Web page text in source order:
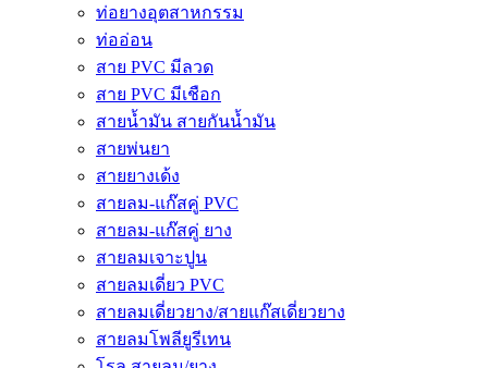
ท่อยางอุตสาหกรรม
ท่ออ่อน
สาย PVC มีลวด
สาย PVC มีเชือก
สายน้ำมัน สายกันน้ำมัน
สายพ่นยา
สายยางเด้ง
สายลม-แก๊สคู่ PVC
สายลม-แก๊สคู่ ยาง
สายลมเจาะปูน
สายลมเดี่ยว PVC
สายลมเดี่ยวยาง/สายแก๊สเดี่ยวยาง
สายลมโพลียูรีเทน